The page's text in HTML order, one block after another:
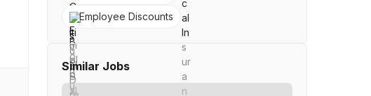
Employee Discounts
Similar Jobs